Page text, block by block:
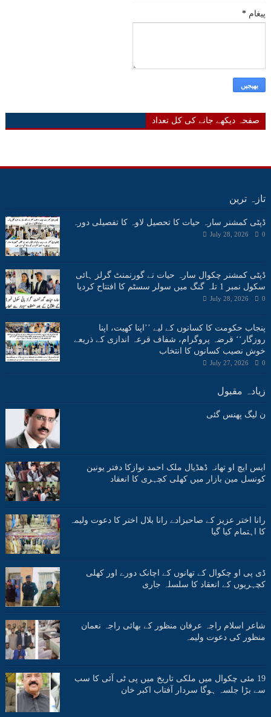
پیغام *
صفحہ دیکھے جانے کی کل تعداد
تازہ ترین
ڈپٹی کمشنر سارہ حیات کا تحصیل لاوہ کا تفصیلی دورہ
July 28, 2026 0
ڈپٹی کمشنر چکوال سارہ حیات نے گورنمنٹ گرلز ہائی
سکول نمبر 1 تلہ گنگ میں سولر سسٹم کا افتتاح کردیا
July 28, 2026 0
پنجاب حکومت کا کسانوں کے لیے ’’اپنا کھیت، اپنا
روزگار‘‘ قرضہ پروگرام، شفاف قرعہ اندازی کے ذریعے
خوش نصیب کسانوں کا انتخاب
July 27, 2026 0
زیادہ مقبول
ن لیگ پھنس گئی
ایس ایچ او تھانہ ڈھڈیال ملک احمد نوازکا دفتر یونین
کونسل مین بازار میں کھلی کچہری کا انعقاد
رانا اختر عزیز کے صاحبزادے رانا بلال اختر کا دعوت ولیمہ
کا اہتمام کیا گیا
ڈی پی او چکوال کے تھانوں کے اچانک دورے اور کھلی
کچہریوں کے انعقاد کا سلسلہ جاری
شاعر اسلام راجہ عرفان منظور کے بھائی راجہ نعمان
منظور کی دعوت ولیمہ
19 مئی چکوال میں ملکی تاریخ میں پی ٹی آئی کا سب
سے بڑا جلسہ ہوگا سردار آفتاب اکبر خان